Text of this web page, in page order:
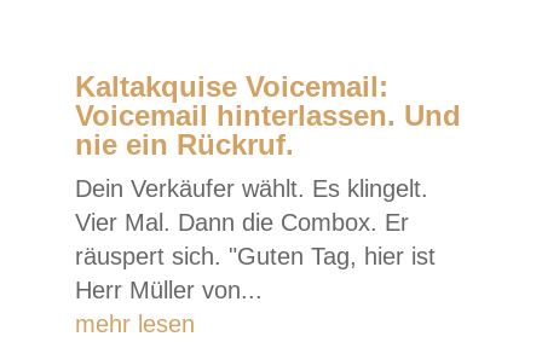
Kaltakquise Voicemail:
Voicemail hinterlassen. Und
nie ein Rückruf.
Dein Verkäufer wählt. Es klingelt.
Vier Mal. Dann die Combox. Er
räuspert sich. "Guten Tag, hier ist
Herr Müller von...
mehr lesen